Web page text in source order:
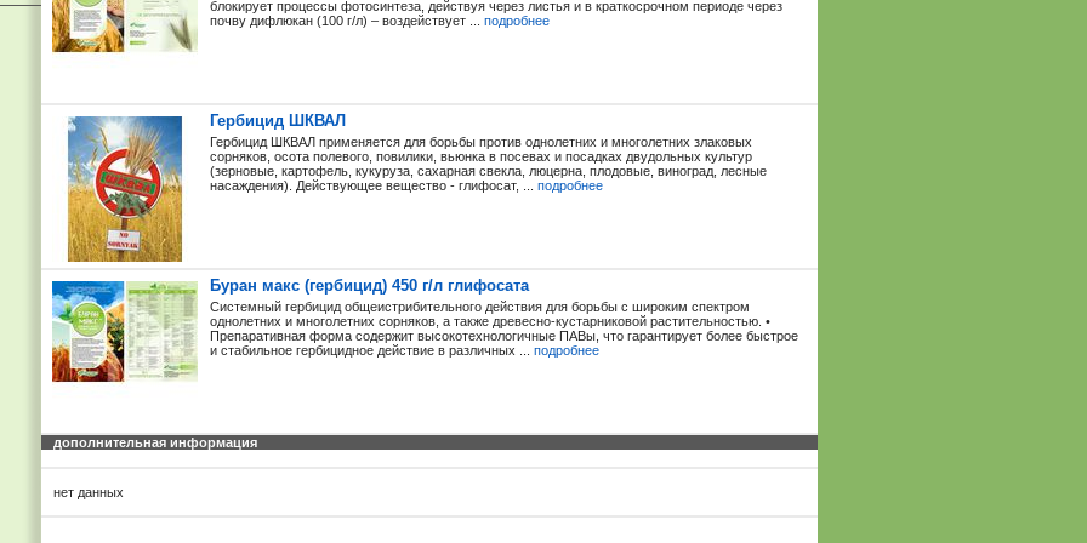
блокирует процессы фотосинтеза, действуя через листья и в краткосрочном периоде через
почву дифлюкан (100 г/л) – воздействует ... подробнее
Гербицид ШКВАЛ
Гербицид ШКВАЛ применяется для борьбы против однолетних и многолетних злаковых
сорняков, осота полевого, повилики, вьюнка в посевах и посадках двудольных культур
(зерновые, картофель, кукуруза, сахарная свекла, люцерна, плодовые, виноград, лесные
насаждения). Действующее вещество - глифосат, ... подробнее
Буран макс (гербицид) 450 г/л глифосата
Системный гербицид общеистрибительного действия для борьбы с широким спектром
однолетних и многолетних сорняков, а также древесно-кустарниковой растительностью. •
Препаративная форма содержит высокотехнологичные ПАВы, что гарантирует более быстрое
и стабильное гербицидное действие в различных ... подробнее
дополнительная информация
нет данных